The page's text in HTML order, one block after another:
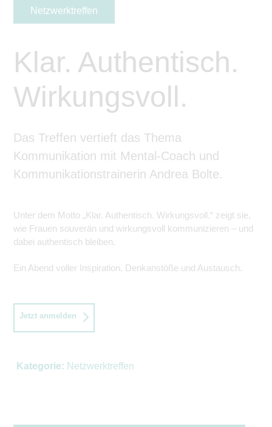
Netzwerktreffen
Klar. Authentisch.
Wirkungsvoll.
Das Treffen vertieft das Thema
Kommunikation mit Mental-Coach und
Kommunikationstrainerin Andrea Bolte.
Unter dem Motto „Klar. Authentisch. Wirkungsvoll.“ zeigt sie,
wie Frauen souverän und wirkungsvoll kommunizieren – und
dabei authentisch bleiben.
Ein Abend voller Inspiration, Denkanstöße und Austausch.
Jetzt anmelden
Kategorie: Netzwerktreffen